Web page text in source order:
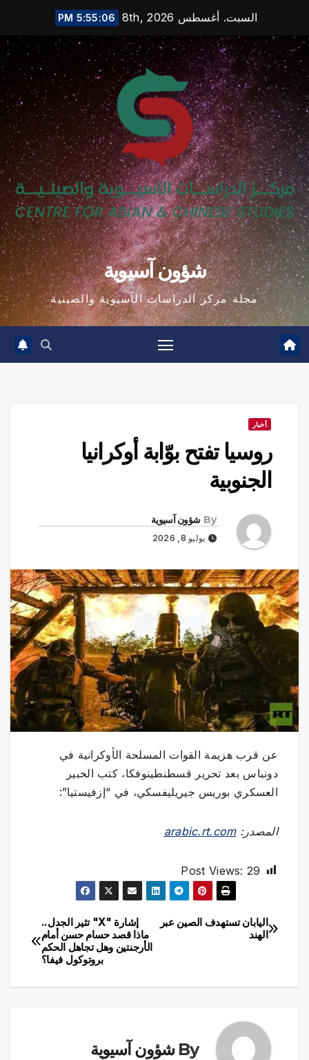
content
السبت. أغسطس 8th, 2026 5:55:06 PM
شؤون آسيوية
مجلة مركز الدراسات الآسيوية والصينية
أخبار
روسيا تفتح بوّابة أوكرانيا
الجنوبية
By شؤون آسيوية
يوليو 8, 2026
عن قرب هزيمة القوات المسلحة الأوكرانية في
دونباس بعد تحرير قسطنطينوفكا، كتب الخبير
العسكري بوريس جيريليفسكي، في “إزفيستيا”:
المصدر:arabic.rt.com
Post Views: 29
تصفّح
إشارة "X" تثير الجدل..
ماذا قصد حسام حسن أمام
الأرجنتين وهل تجاهل الحكم
بروتوكول فيفا؟
اليابان تستهدف الصين عبر
الهند
By شؤون آسيوية